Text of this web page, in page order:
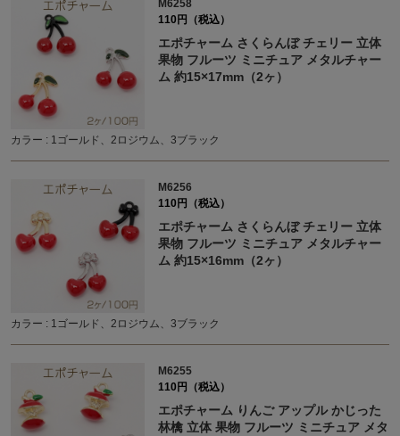
M6258
110円（税込）
エポチャーム さくらんぼ チェリー 立体
果物 フルーツ ミニチュア メタルチャー
ム 約15×17mm（2ヶ）
カラー : 1ゴールド、2ロジウム、3ブラック
M6256
110円（税込）
エポチャーム さくらんぼ チェリー 立体
果物 フルーツ ミニチュア メタルチャー
ム 約15×16mm（2ヶ）
カラー : 1ゴールド、2ロジウム、3ブラック
M6255
110円（税込）
エポチャーム りんご アップル かじった
林檎 立体 果物 フルーツ ミニチュア メタ